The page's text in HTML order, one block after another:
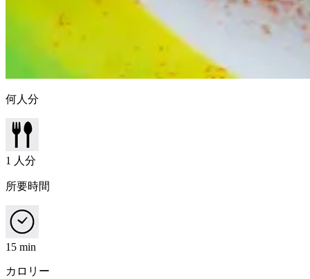
何人分
1 人分
所要時間
15 min
カロリー